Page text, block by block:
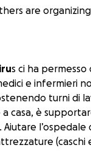
are
s ci ha
e infermieri
turni di
casa, è
l’ospedale
(caschi